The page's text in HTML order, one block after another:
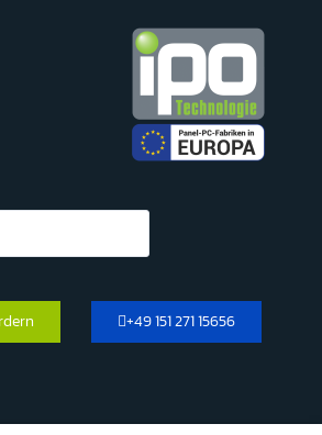
+49 151 271 15656